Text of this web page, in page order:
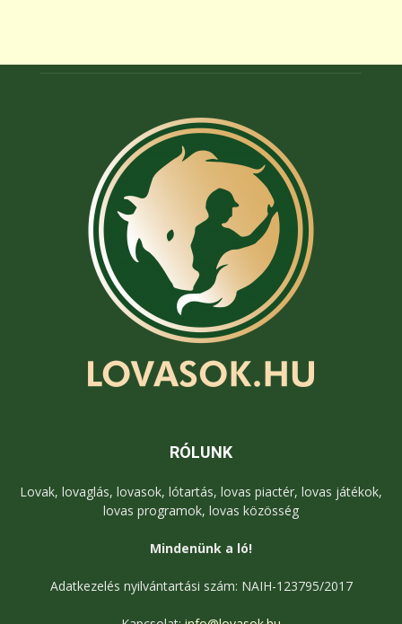
RÓLUNK
Lovak, lovaglás, lovasok, lótartás, lovas piactér, lovas játékok,
lovas programok, lovas közösség
Mindenünk a ló!
Adatkezelés nyilvántartási szám: NAIH-123795/2017